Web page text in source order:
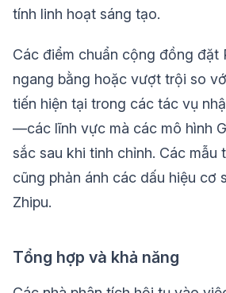
tính linh hoạt sáng tạo.
Các điểm chuẩn cộng đồng đặt
ngang bằng hoặc vượt trội so
tiến hiện tại trong các tác vụ
—các lĩnh vực mà các mô hình
sắc sau khi tinh chỉnh. Các mẫu
cũng phản ánh các dấu hiệu cơ
Zhipu.
Tổng hợp và khả năng